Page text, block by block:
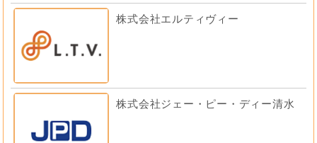
株式会社エルティヴィー
株式会社ジェー・ピー・ディー清水